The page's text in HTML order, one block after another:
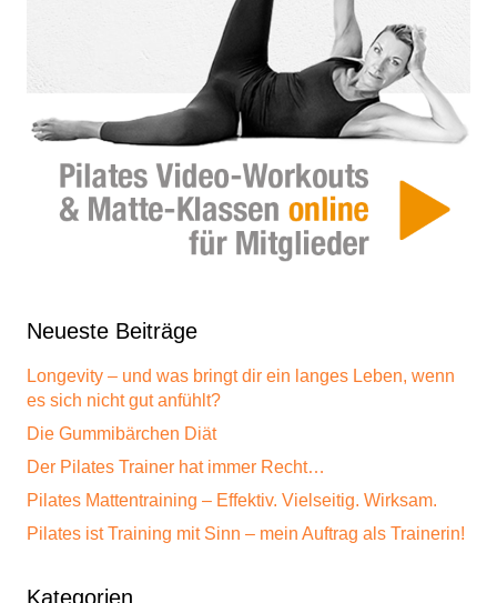
Neueste Beiträge
Longevity – und was bringt dir ein langes Leben, wenn
es sich nicht gut anfühlt?
Die Gummibärchen Diät
Der Pilates Trainer hat immer Recht…
Pilates Mattentraining – Effektiv. Vielseitig. Wirksam.
Pilates ist Training mit Sinn – mein Auftrag als Trainerin!
Kategorien